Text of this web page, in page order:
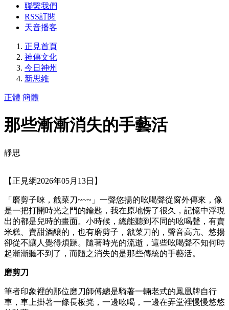
聯繫我們
RSS訂閱
天音播客
正見首頁
神傳文化
今日神州
新思維
正體 簡體
那些漸漸消失的手藝活
靜思
【正見網2026年05月13日】
「磨剪子唻，戧菜刀~~~」一聲悠揚的吆喝聲從窗外傳來，像
是一把打開時光之門的鑰匙，我在原地愣了很久，記憶中浮現
出的都是兒時的畫面。小時候，總能聽到不同的吆喝聲，有賣
米糕、賣甜酒釀的，也有磨剪子，戧菜刀的，聲音高亢、悠揚
卻從不讓人覺得煩躁。隨著時光的流逝，這些吆喝聲不知何時
起漸漸聽不到了，而隨之消失的是那些傳統的手藝活。
磨剪刀
筆者印象裡的那位磨刀師傅總是騎著一輛老式的鳳凰牌自行
車，車上掛著一條長板凳，一邊吆喝，一邊在弄堂裡慢慢悠悠